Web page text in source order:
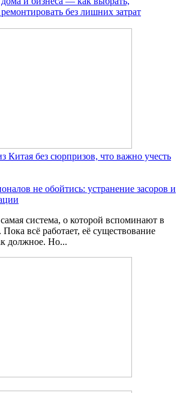
без лишних затрат
Китая без сюрпризов, что важно учесть
не обойтись: устранение засоров и
система, о которой вспоминают в
всё работает, её существование
должное. Но...